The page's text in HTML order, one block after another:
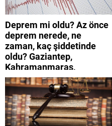
Deprem mi oldu? Az önce
deprem nerede, ne
zaman, kaç şiddetinde
oldu? Gaziantep,
Kahramanmaraş,
Adıyaman, Şanlıurfa,
Suriye, Kilis, Hatay,
Osmaniye 9 Ağustos 2026
AFAD son depremler
listesi